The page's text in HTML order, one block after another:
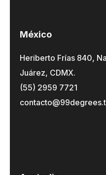
México
Heriberto Frías 840,
Juárez, CDMX.
(55) 2959 7721